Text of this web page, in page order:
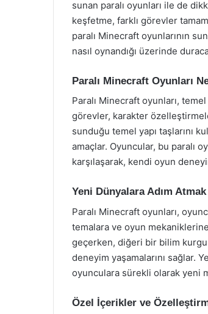
sunan paralı oyunları ile de
keşfetme, farklı görevler
paralı Minecraft oyunlarının
nasıl oynandığı üzerinde
Paralı Minecraft Oyunları
Paralı Minecraft oyunları,
görevler, karakter
sunduğu temel yapı taşlarını
amaçlar. Oyuncular, bu paralı
karşılaşarak, kendi oyun
Yeni Dünyalara Adım Atmak
Paralı Minecraft oyunları,
temalara ve oyun
geçerken, diğeri bir bilim
deneyim yaşamalarını sağlar.
oyunculara sürekli olarak yeni
Özel İçerikler ve